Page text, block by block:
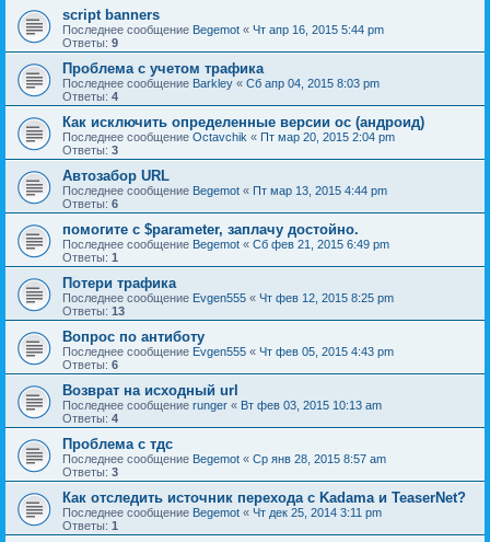
script banners
Последнее сообщение Begemot « Чт апр 16, 2015 5:44 pm
Ответы: 9
Проблема с учетом трафика
Последнее сообщение Barkley « Сб апр 04, 2015 8:03 pm
Ответы: 4
Как исключить определенные версии ос (андроид)
Последнее сообщение Octavchik « Пт мар 20, 2015 2:04 pm
Ответы: 3
Автозабор URL
Последнее сообщение Begemot « Пт мар 13, 2015 4:44 pm
Ответы: 6
помогите с $parameter, заплачу достойно.
Последнее сообщение Begemot « Сб фев 21, 2015 6:49 pm
Ответы: 1
Потери трафика
Последнее сообщение Evgen555 « Чт фев 12, 2015 8:25 pm
Ответы: 13
Вопрос по антиботу
Последнее сообщение Evgen555 « Чт фев 05, 2015 4:43 pm
Ответы: 6
Возврат на исходный url
Последнее сообщение runger « Вт фев 03, 2015 10:13 am
Ответы: 4
Проблема с тдс
Последнее сообщение Begemot « Ср янв 28, 2015 8:57 am
Ответы: 3
Как отследить источник перехода с Kadama и TeaserNet?
Последнее сообщение Begemot « Чт дек 25, 2014 3:11 pm
Ответы: 1